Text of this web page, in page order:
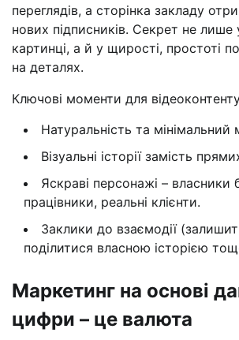
переглядів, а сторінка закладу
нових підписників. Секрет не лише
картинці, а й у щирості, простоті
на деталях.
Ключові моменти для
Натуральність та мінімальний
Візуальні історії замість
Яскраві персонажі – власники
працівники, реальні клієнти.
Заклики до взаємодії
поділитися власною історією
Маркетинг на основі
цифри – це валюта